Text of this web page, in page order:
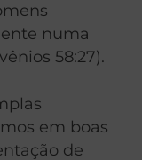
numa
58:27).
em boas
de